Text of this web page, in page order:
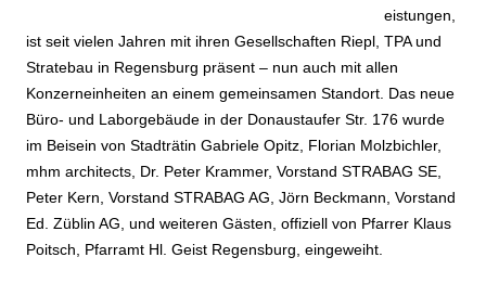
eistungen,
ist seit vielen Jahren mit ihren Gesellschaften Riepl, TPA und
Stratebau in Regensburg präsent – nun auch mit allen
Konzerneinheiten an einem gemeinsamen Standort. Das neue
Büro- und Laborgebäude in der Donaustaufer Str. 176 wurde
im Beisein von Stadträtin Gabriele Opitz, Florian Molzbichler,
mhm architects, Dr. Peter Krammer, Vorstand STRABAG SE,
Peter Kern, Vorstand STRABAG AG, Jörn Beckmann, Vorstand
Ed. Züblin AG, und weiteren Gästen, offiziell von Pfarrer Klaus
Poitsch, Pfarramt Hl. Geist Regensburg, eingeweiht.